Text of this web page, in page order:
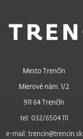
Mesto Trenčín
Mierové nám. 1/2
911 64 Trenčín
tel: 032/6504 111
e-mail: trencin@trencin.sk